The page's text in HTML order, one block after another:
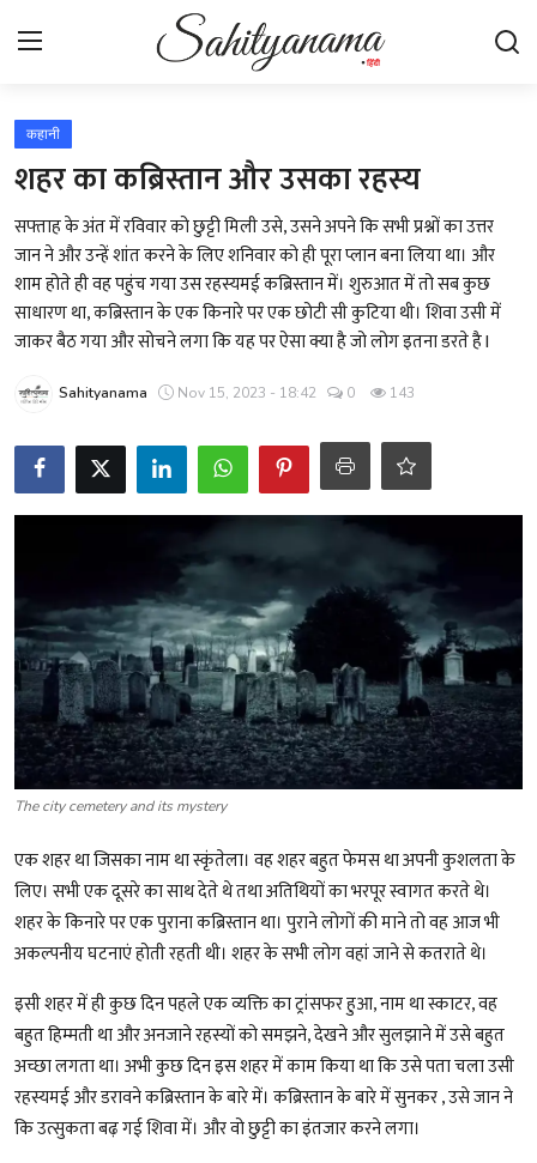
स्वतंत्रता सेनानी
साहित्य समाचार
होम
कहानी
आलेख
धरोहर
यात्रावृत्तांत
उपन्यास
सिनेमा
शायरी
ग़ज़ल
कहानी
शहर का कब्रिस्तान और उसका रहस्य
सफ्ताह के अंत में रविवार को छुट्टी मिली उसे, उसने अपने कि सभी प्रश्नों का उत्तर
जान ने और उन्हें शांत करने के लिए शनिवार को ही पूरा प्लान बना लिया था। और
शाम होते ही वह पहुंच गया उस रहस्यमई कब्रिस्तान में। शुरुआत में तो सब कुछ
साधारण था, कब्रिस्तान के एक किनारे पर एक छोटी सी कुटिया थी। शिवा उसी में
जाकर बैठ गया और सोचने लगा कि यह पर ऐसा क्या है जो लोग इतना डरते है l
Sahityanama Nov 15, 2023 - 18:42 0 143
The city cemetery and its mystery
एक शहर था जिसका नाम था स्कृंतेला। वह शहर बहुत फेमस था अपनी कुशलता के
लिए। सभी एक दूसरे का साथ देते थे तथा अतिथियों का भरपूर स्वागत करते थे।
शहर के किनारे पर एक पुराना कब्रिस्तान था। पुराने लोगों की माने तो वह आज भी
अकल्पनीय घटनाएं होती रहती थी। शहर के सभी लोग वहां जाने से कतराते थे।
इसी शहर में ही कुछ दिन पहले एक व्यक्ति का ट्रांसफर हुआ, नाम था स्काटर, वह
बहुत हिम्मती था और अनजाने रहस्यों को समझने, देखने और सुलझाने में उसे बहुत
अच्छा लगता था। अभी कुछ दिन इस शहर में काम किया था कि उसे पता चला उसी
रहस्यमई और डरावने कब्रिस्तान के बारे में। कब्रिस्तान के बारे में सुनकर , उसे जान ने
कि उत्सुकता बढ़ गई शिवा में। और वो छुट्टी का इंतजार करने लगा।